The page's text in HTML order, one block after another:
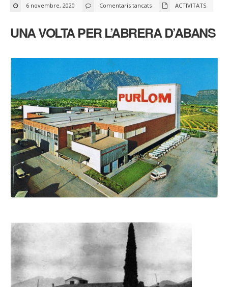
6 novembre, 2020 Comentaris tancatsa
UNA
L’ABRERA
D’ABANS
ACTIVITATS
UNA VOLTA PER L’ABRERA D’ABANS